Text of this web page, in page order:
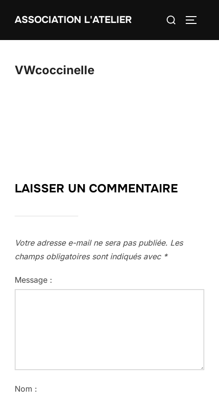
ASSOCIATION L'ATELIER Rechercher :
VWcoccinelle
LAISSER UN COMMENTAIRE
Votre adresse e-mail ne sera pas publiée. Les
champs obligatoires sont indiqués avec *
Message :
Nom :